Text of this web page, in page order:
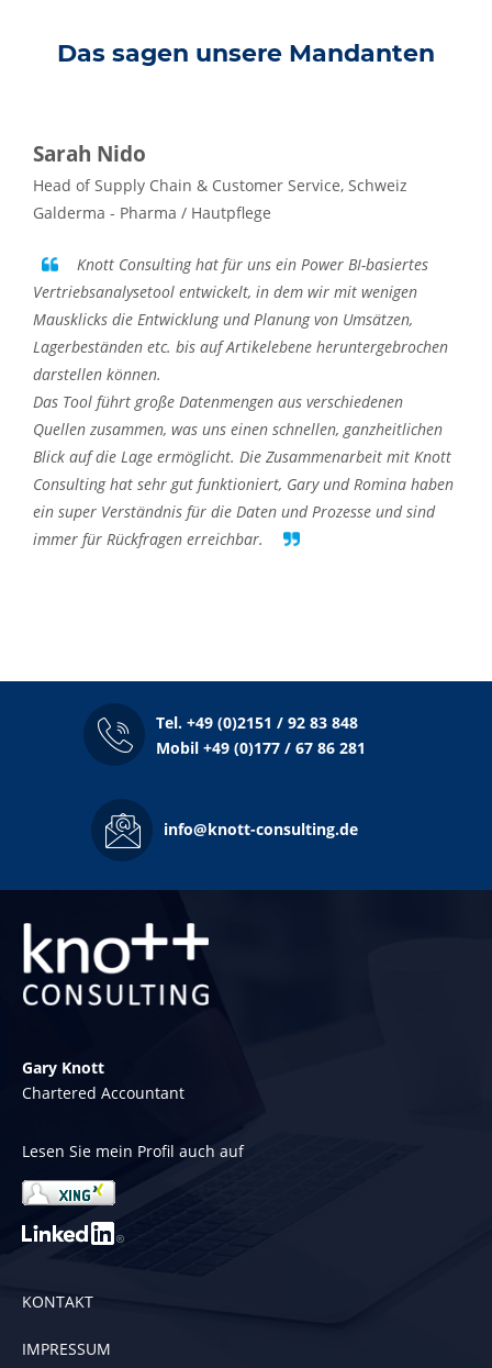
Das sagen unsere Mandanten
Sarah Nido
Head of Supply Chain & Customer Service, Schweiz
Galderma - Pharma / Hautpflege
Knott Consulting hat für uns ein Power BI-basiertes
Vertriebsanalysetool entwickelt, in dem wir mit wenigen
Mausklicks die Entwicklung und Planung von Umsätzen,
Lagerbeständen etc. bis auf Artikelebene heruntergebrochen
darstellen können.
Das Tool führt große Datenmengen aus verschiedenen
Quellen zusammen, was uns einen schnellen, ganzheitlichen
Blick auf die Lage ermöglicht. Die Zusammenarbeit mitKnott
Consultinghat sehr gut funktioniert, Gary und Romina haben
ein super Verständnis für die Daten und Prozesse und sind
immer für Rückfragen erreichbar.
Tel. +49 (0)2151 / 92 83 848
Mobil +49 (0)177 / 67 86 281
info@knott-consulting.de
Gary Knott
Chartered Accountant
Lesen Sie mein Profil auch auf
KONTAKT
IMPRESSUM